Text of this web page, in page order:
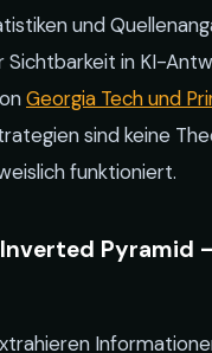
und
in KI-
Georgia Tech und
sind keine
funktioniert.
Inverted